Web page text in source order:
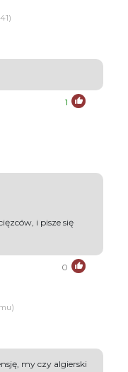
1
i pisze się
0
my czy algierski